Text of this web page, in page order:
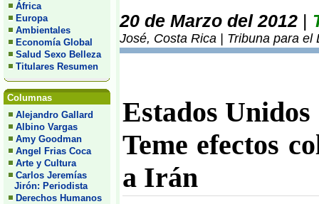
África
Europa
Ambientales
Economía Global
Salud Sexo Belleza
Titulares Resumen
Columnas
Alejandro Gallard
Albino Vargas
Amy Goodman
Angel Frias Coca
Arte y Cultura
Carlos Jeremías
Jirón: Periodista
Derechos Humanos
20 de Marzo del 2012 |
José, Costa Rica | Tribuna para el
Estados Unidos
Teme efectos
a Irán